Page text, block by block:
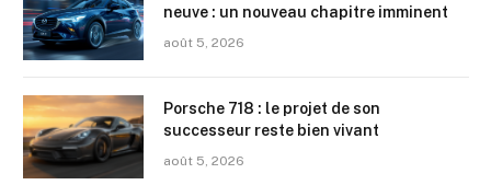
neuve : un nouveau chapitre imminent
août 5, 2026
Porsche 718 : le projet de son
successeur reste bien vivant
août 5, 2026